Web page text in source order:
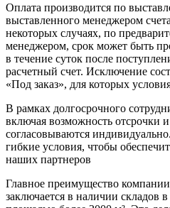
Оплата производится по
выставленного менеджером
некоторых случаях, по
менеджером, срок может быть
в течение суток после
расчетный счет. Исключение
«Под заказ», для которых
В рамках долгосрочного
включая возможность отсрочки
согласовываются
гибкие условия, чтобы
наших партнеров
Главное преимущество
заключается в наличии складов